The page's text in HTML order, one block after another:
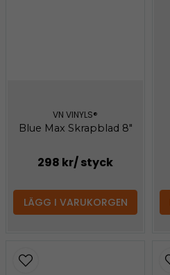
VN VINYLS®
Blue Max Skrapblad 8"
298 kr/ styck
LÄGG I VARUKORGEN